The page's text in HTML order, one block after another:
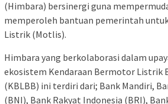
(Himbara) bersinergi guna
memperoleh bantuan pemerintah
Listrik (Motlis).
Himbara yang berkolaborasi dalam
ekosistem Kendaraan Bermotor Listrik
(KBLBB) ini terdiri dari; Bank Mandiri,
(BNI), Bank Rakyat Indonesia (BRI),